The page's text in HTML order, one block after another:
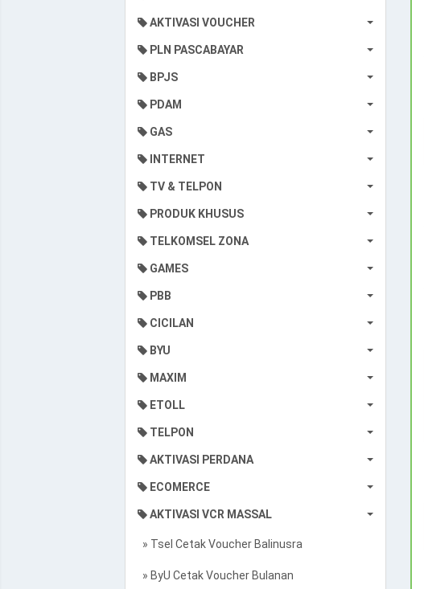
AKTIVASI VOUCHER
PLN PASCABAYAR
BPJS
PDAM
GAS
INTERNET
TV & TELPON
PRODUK KHUSUS
TELKOMSEL ZONA
GAMES
PBB
CICILAN
BYU
MAXIM
ETOLL
TELPON
AKTIVASI PERDANA
ECOMERCE
AKTIVASI VCR MASSAL
» Tsel Cetak Voucher Balinusra
» ByU Cetak Voucher Bulanan